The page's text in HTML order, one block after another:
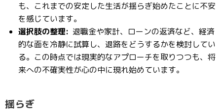
も、これまでの安定した生活が揺らぎ始めたことに不安
を感じています。
選択肢の整理: 退職金や家計、ローンの返済など、経済
的な面を冷静に試算し、退路をどうするかを検討してい
る。この時点では現実的なアプローチを取りつつも、将
来への不確実性が心の中に現れ始めています。
揺らぎ